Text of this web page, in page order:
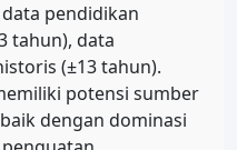
pendidikan
tahun), data
(±13 tahun).
potensi sumber
dengan dominasi